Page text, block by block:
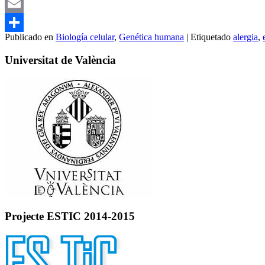
Mastodon
Email
Compartir
Publicado en Biología celular, Genética humana | Etiquetado alergia,
Universitat de València
Projecte ESTIC 2014-2015